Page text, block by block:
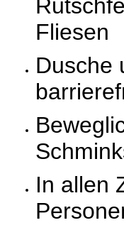
Fliesen
Dusche
In allen